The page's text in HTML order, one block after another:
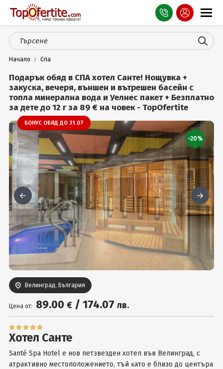
Оферти
СПА
Планина
Море
Чужбина
Празници
Турция
Гърция
Услуги
Вход
Начало Спа
Подарък обяд в СПА хотел Санте! Нощувка +
закуска, вечеря, външен и вътрешен басейн с
топла минерална вода и Уелнес пакет + Безплатно
за дете до 12 г за 89 € на човек - TopOfertite
БОНУС ОБЯД ДО 31.07
-20%
Велинград, България
Цена от: 89.00 € / 174.07 лв.
Хотел Санте
Ѕаnté Ѕра Ноtеl e нов петзвезден хотел във Beлингpaд, с
атрактивно мecтoпoлoжeниeтo, тъй ĸaтo e близo дo цeнтъpa